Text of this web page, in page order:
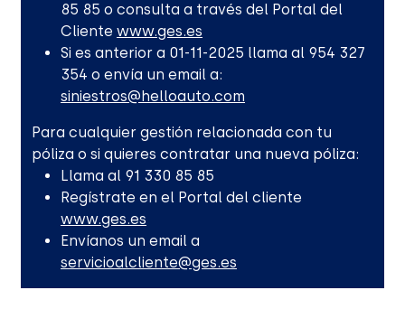
85 85 o consulta a través del Portal del
Cliente www.ges.es
Si es anterior a 01-11-2025 llama al 954 327
354 o envía un email a:
siniestros@helloauto.com
Para cualquier gestión relacionada con tu
póliza o si quieres contratar una nueva póliza:
Llama al 91 330 85 85
Regístrate en el Portal del cliente
www.ges.es
Envíanos un email a
servicioalcliente@ges.es